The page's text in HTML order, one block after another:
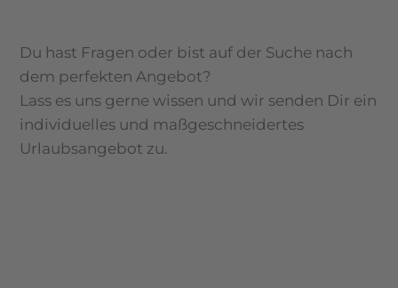
Du hast Fragen oder bist auf der Suche nach
dem perfekten Angebot?
Lass es uns gerne wissen und wir senden Dir ein
individuelles und maßgeschneidertes
Urlaubsangebot zu.